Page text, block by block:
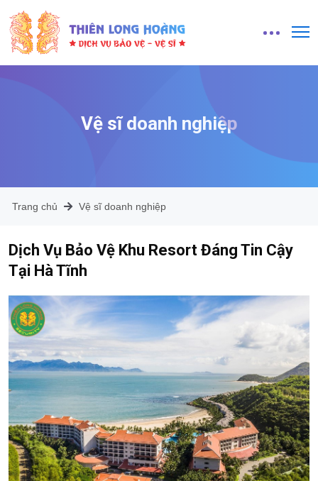
Vệ sĩ doanh nghiệp
Trang chủ Vệ sĩ doanh nghiệp
Dịch Vụ Bảo Vệ Khu Resort Đáng Tin Cậy
Tại Hà Tĩnh